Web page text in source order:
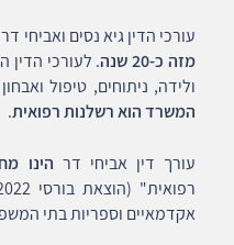
עורכי הדין גיא נסים ואביחי דר
מזה כ-20 שנה
. לעורכי הדין
ולידה, ניתוחים, טיפול
המשרד הוא רשלנות רפואית.
עורך דין אביחי דר הינו
אקדמאיים וספריות בתי